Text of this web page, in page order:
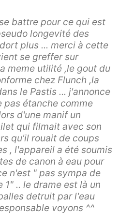
battre pour ce qui est
longevité des
plus ... merci à cette
se greffer sur
meme utilité ,le gout du
chez Flunch ,la
le Pastis ... j'annonce
pas étanche comme
d'une manif un
qui filmait avec son
qu'il rouait de coups
, l'appareil a été soumis
de canon à eau pour
n'est " pas sympa de
.. le drame est là un
detruit par l'eau
voyons ^^